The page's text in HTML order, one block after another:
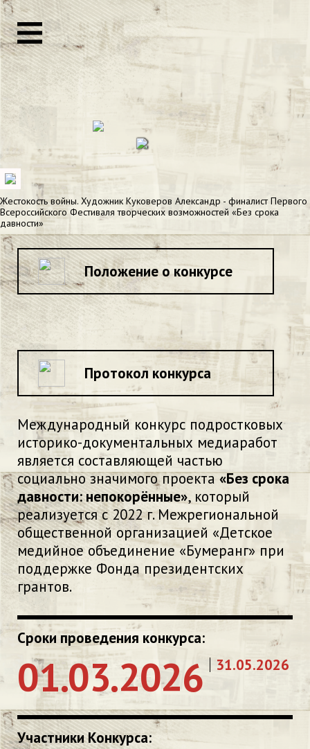
Жестокость войны. Художник Куковеров Александр - финалист Первого
Всероссийского Фестиваля творческих возможностей «Без срока
давности»
Международный конкурс подростковых
историко-документальных медиаработ
является составляющей частью
социально значимого проекта«Без срока
давности: непокорённые», который
реализуется с 2022 г. Межрегиональной
общественной организацией «Детское
медийное объединение «Бумеранг» при
поддержке Фонда президентских
грантов.
Сроки проведения конкурса:
01.03.2026 31.05.2026
Участники Конкурса:
Положение о конкурсе
Протокол конкурса